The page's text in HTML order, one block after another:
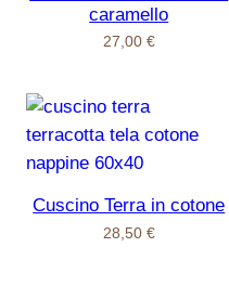
caramello
27,00 €
Cuscino Terra in cotone
28,50 €